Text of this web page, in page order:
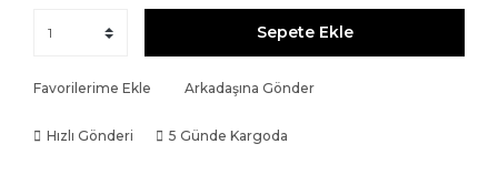
Sepete Ekle
Favorilerime Ekle Arkadaşına Gönder
Hızlı Gönderi 5 Günde Kargoda